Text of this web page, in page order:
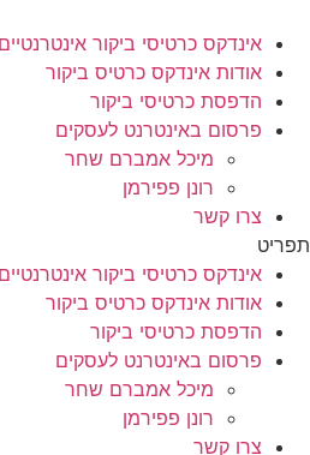
לתוכן אינדקס כרטיסי ביקור אינטרנטיים
אודות אינדקס כרטיס ביקור
הדפסת כרטיסי ביקור
פרסום באינטרנט לעסקים
מיכל אמברם שחר
רונן פפירמן
צרו קשר
תפריט
אינדקס כרטיסי ביקור אינטרנטיים
אודות אינדקס כרטיס ביקור
הדפסת כרטיסי ביקור
פרסום באינטרנט לעסקים
מיכל אמברם שחר
רונן פפירמן
צרו קשר